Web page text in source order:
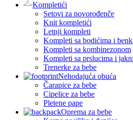
Kompletići
Setovi za novorođenče
Knit kompletići
Letnji kompleti
Kompleti sa bodićima i
Kompleti sa kombinezonom
Kompleti sa prslucima i
Trenerke za bebe
Nehodajuća obuća
Čarapice za bebe
Cipelice za bebe
Pletene pape
Oprema za bebe